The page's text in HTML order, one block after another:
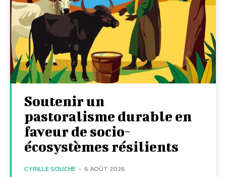
Soutenir un
pastoralisme durable en
faveur de socio-
écosystèmes résilients
CYRILLE SOUCHE - 6 AOÛT 2026